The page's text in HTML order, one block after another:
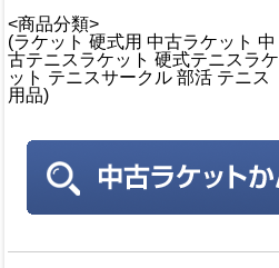
<商品分類>
(ラケット 硬式用 中古ラケット 中
古テニスラケット 硬式テニスラケ
ット テニスサークル 部活 テニス
用品)